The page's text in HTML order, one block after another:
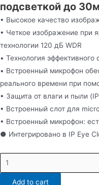
подсветкой до
• Высокое качество
• Четкое изображение при
технологии 120 дБ WDR
• Технология эффективного
• Встроенный микрофон
реального времени при
• Защита от влаги и пыли
• Встроенный слот для
• Встроенный микрофон:
● Интегрировано в IP Eye
IPC-
D042-
Add to cart